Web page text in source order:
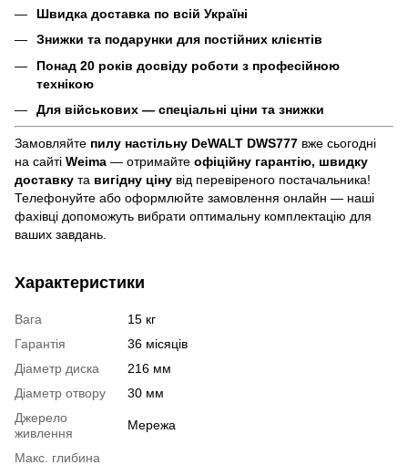
Швидка доставка по всій Україні
Знижки та подарунки для постійних клієнтів
Понад 20 років досвіду роботи з професійною
технікою
Для військових — спеціальні ціни та знижки
Замовляйте пилу настільну DeWALT DWS777 вже сьогодні
на сайті Weima — отримайте офіційну гарантію, швидку
доставку та вигідну ціну від перевіреного постачальника!
Телефонуйте або оформлюйте замовлення онлайн — наші
фахівці допоможуть вибрати оптимальну комплектацію для
ваших завдань.
Характеристики
Вага
15 кг
Гарантія
36 місяців
Діаметр диска
216 мм
Діаметр отвору
30 мм
Джерело
живлення
Мережа
Макс. глибина